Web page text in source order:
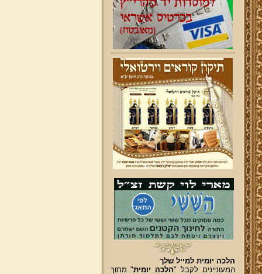
הלכה יומית למייל שלך
המעוניינים לקבל "הלכה יומית" מתוך